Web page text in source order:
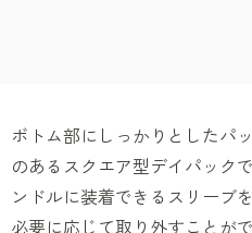
ボトム部にしっかりとしたパ
のあるスクエア型デイパック
ンドルに装着できるスリーブ
必要に応じて取り外すことが